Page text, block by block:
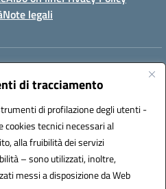
di tracciamento
di profilazione degli utenti -
tecnici necessari al
alla fruibilità dei servizi
– sono utilizzati, inoltre,
messi a disposizione da Web
Note legali